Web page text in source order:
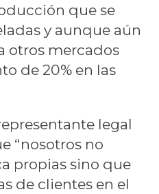
que se
y aunque aún
otros mercados
de 20% en las
legal
“nosotros no
propias sino que
de clientes en el